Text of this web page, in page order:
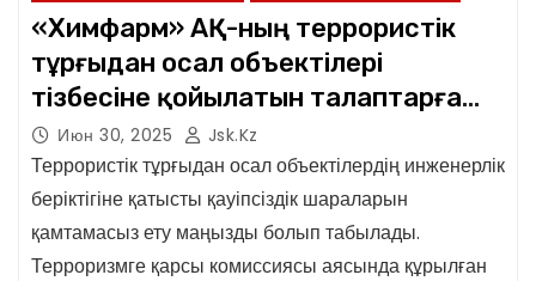
«Химфарм» АҚ-ның террористік
тұрғыдан осал объектілері
тізбесіне қойылатын талаптарға
сәйкестігін анықтау
Июн 30, 2025 Jsk.kz
Террористік тұрғыдан осал объектілердің инженерлік
беріктігіне қатысты қауіпсіздік шараларын
қамтамасыз ету маңызды болып табылады.
Терроризмге қарсы комиссиясы аясында құрылған